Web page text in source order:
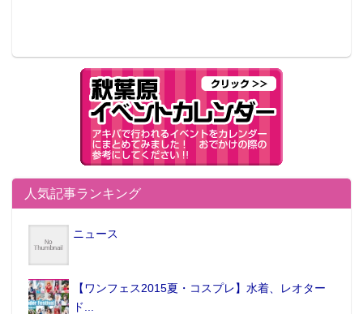
人気記事ランキング
ニュース
【ワンフェス2015夏・コスプレ】水着、レオター
ド...